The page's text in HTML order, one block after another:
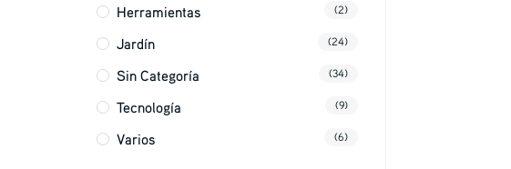
Herramientas (2)
Jardín (24)
Sin Categoría (34)
Tecnología (9)
Varios (6)